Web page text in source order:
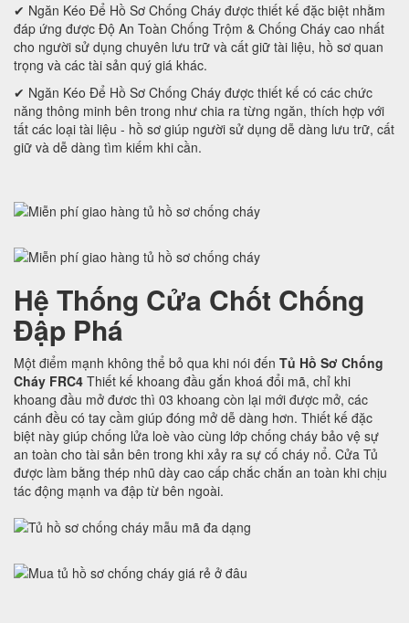
✔ Ngăn Kéo Để Hồ Sơ Chống Cháy được thiết kế đặc biệt nhằm
đáp ứng được Độ An Toàn Chống Trộm & Chống Cháy cao nhất
cho người sử dụng chuyên lưu trữ và cất giữ tài liệu, hồ sơ quan
trọng và các tài sản quý giá khác.
✔ Ngăn Kéo Để Hồ Sơ Chống Cháy được thiết kế có các chức
năng thông minh bên trong như chia ra từng ngăn, thích hợp với
tất các loại tài liệu - hồ sơ giúp người sử dụng dễ dàng lưu trữ, cất
giữ và dễ dàng tìm kiếm khi cần.
Hệ Thống Cửa Chốt Chống
Đập Phá
Một điểm mạnh không thể bỏ qua khi nói đến Tủ Hồ Sơ Chống
Cháy FRC4 Thiết kế khoang đầu gắn khoá đổi mã, chỉ khi
khoang đầu mở đươc thì 03 khoang còn lại mới được mở, các
cánh đều có tay cầm giúp đóng mở dễ dàng hơn. Thiết kế đặc
biệt này giúp chống lửa loè vào cùng lớp chống cháy bảo vệ sự
an toàn cho tài sản bên trong khi xảy ra sự cố cháy nổ. Cửa Tủ
được làm bằng thép nhũ dày cao cấp chắc chắn an toàn khi chịu
tác động mạnh va đập từ bên ngoài.